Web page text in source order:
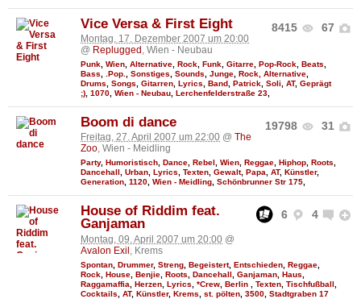
8415 67
Vice Versa & First Eight
Montag, 17. Dezember 2007 um 20:00
@ Replugged, Wien - Neubau
Punk Wien Alternative Rock Funk Gitarre Pop-Rock Beats
Bass
.Pop. Sonstiges Sounds Junge Rock, Alternative
Drums
Songs Gitarren Lyrics Band Patrick Soli AT, Geprägt
;) 1070 Wien - Neubau Lerchenfelderstraße 23
19798 31
Boom di dance
Freitag, 27. April 2007 um 22:00 @ The
Zoo, Wien - Meidling
Party, Humoristisch, Dance, Rebel, Wien, Reggae, Hiphop, Roots,
Dancehall, Urban, Lyrics, Texten, Gewalt, Papa, AT, Künstler,
Generation, 1120, Wien - Meidling, Schönbrunner Str 175,
6 4
House of Riddim feat.
Ganjaman
Montag, 09. April 2007 um 20:00 @
Avalon Exil , Krems
Spontan Drummer, Streng Begeistert, Entschieden Reggae
Rock House Benjie Roots Dancehall Ganjaman Haus
Raggamaffia
Herzen Lyrics *Crew Berlin Texten Tischfußball
Cocktails
AT, Künstler, Krems st. pölten 3500 Stadtgraben 17